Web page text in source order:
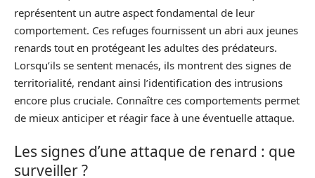
représentent un autre aspect fondamental de leur
comportement. Ces refuges fournissent un abri aux jeunes
renards tout en protégeant les adultes des prédateurs.
Lorsqu’ils se sentent menacés, ils montrent des signes de
territorialité, rendant ainsi l’identification des intrusions
encore plus cruciale. Connaître ces comportements permet
de mieux anticiper et réagir face à une éventuelle attaque.
Les signes d’une attaque de renard : que
surveiller ?